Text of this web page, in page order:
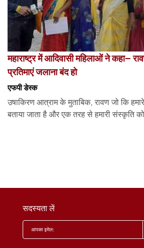
महाराष्ट्र में आदिवासी महिलाओं ने कहा–
प्रतिमाएं जलाना बंद हो
एफपी डेस्‍क
उषाकिरण आत्राम के मुताबिक, रावण जो कि
बताया जाता है और एक तरह से हमारी संस्कृति
सदस्यता लें